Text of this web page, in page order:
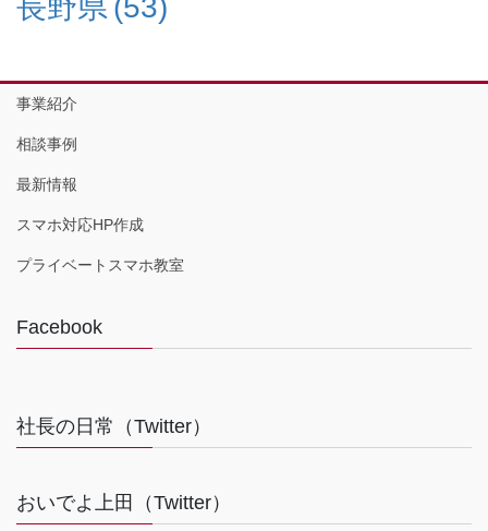
事業紹介
相談事例
最新情報
スマホ対応HP作成
プライベートスマホ教室
Facebook
社長の日常（Twitter）
おいでよ上田（Twitter）